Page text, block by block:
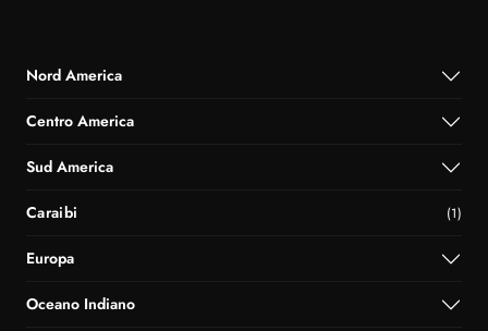
Nord America
Centro America
Sud America
Caraibi (1)
Europa
Oceano Indiano